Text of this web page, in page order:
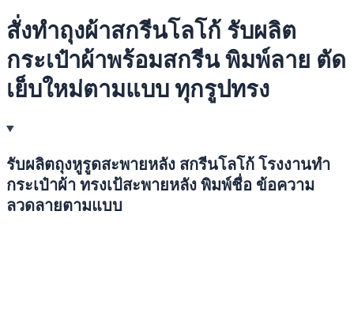
สั่งทำถุงผ้าสกรีนโลโก้ รับผลิต
กระเป๋าผ้าพร้อมสกรีน พิมพ์ลาย ตัด
เย็บใหม่ตามแบบ ทุกรูปทรง
รับผลิตถุงหูรูดสะพายหลัง สกรีนโลโก้ โรงงานทำ
กระเป๋าผ้า ทรงเป้สะพายหลัง พิมพ์ชื่อ ข้อความ
ลวดลายตามแบบ